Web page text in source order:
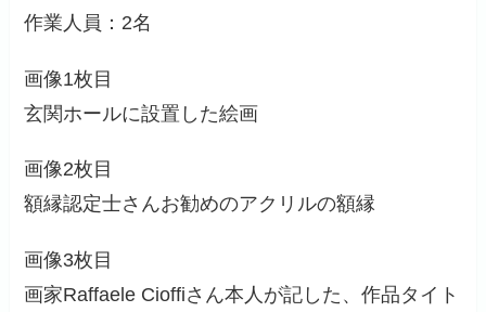
作業人員：2名
画像1枚目
玄関ホールに設置した絵画
画像2枚目
額縁認定士さんお勧めのアクリルの額縁
画像3枚目
画家Raffaele Cioffiさん本人が記した、作品タイト